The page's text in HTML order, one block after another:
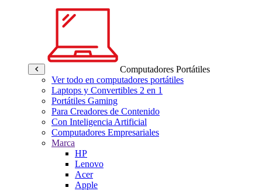
Computadores Portátiles
Ver todo en computadores portátiles
Laptops y Convertibles 2 en 1
Portátiles Gaming
Para Creadores de Contenido
Con Inteligencia Artificial
Computadores Empresariales
Marca
HP
Lenovo
Acer
Apple